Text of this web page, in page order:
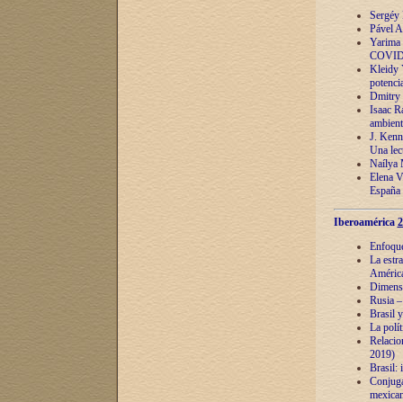
Sergéy
Pável
Yarima
Kleidy
Dmitry
Isaac
J.
Una
Naílya
Elena
España
Iberoamérica
La
Rusia
Brasil
La
2019)
Brasil: